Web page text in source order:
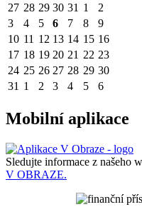
27 28 29 30 31 1
2
3
4 5 6 7 8
9
10 11 12 13 14 15 16
17 18 19 20 21 22 23
24 25 26 27 28 29 30
31 1 2 3 4 5 6
Mobilní aplikace
Sledujte informace z našeho
V OBRAZE.